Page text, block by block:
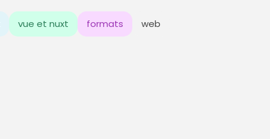
vue et nuxt formats web